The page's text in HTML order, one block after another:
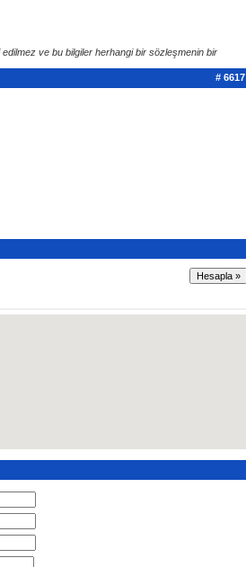
edilmez ve bu bilgiler herhangi bir sözleşmenin bir
# 6617